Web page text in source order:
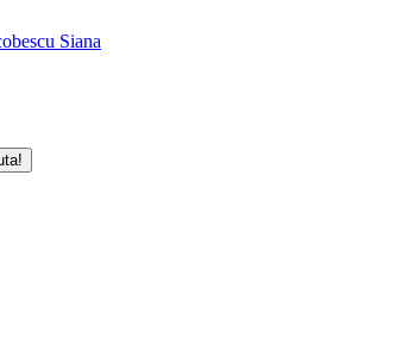
Siana